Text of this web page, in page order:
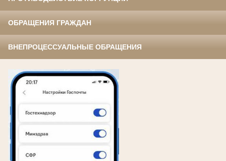
ОБРАЩЕНИЯ ГРАЖДАН
ВНЕПРОЦЕССУАЛЬНЫЕ ОБРАЩЕНИЯ